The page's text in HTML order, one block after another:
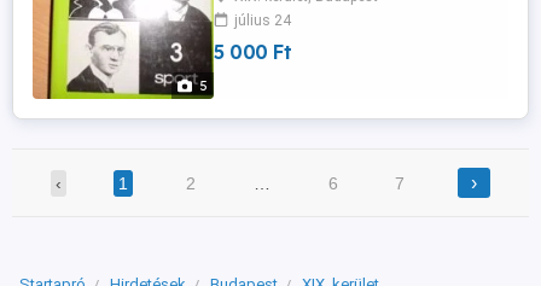
5
éve: 1989. Kispesten személyesen
átvehető bármelyik napon korán reggel,
vagy pedig délután 6-tól kezdve - egészen
július 24
5 000 Ft
‹ 1 2 6 7 ›